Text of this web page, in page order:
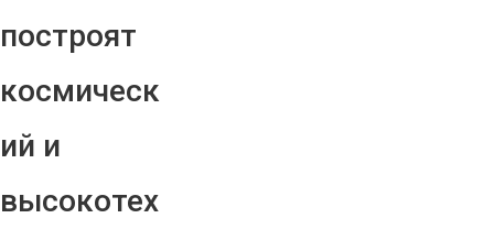
построят
космическ
ий и
высокотех